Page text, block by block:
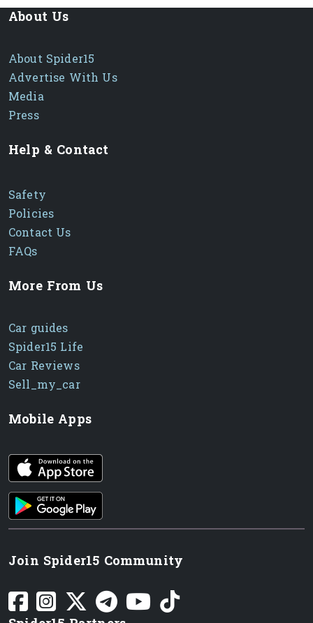
About Us
About Spider15
Advertise With Us
Media
Press
Help & Contact
Safety
Policies
Contact Us
FAQs
More From Us
Car guides
Spider15 Life
Car Reviews
Sell_my_car
Mobile Apps
iOS app
Android App
Join Spider15 Community